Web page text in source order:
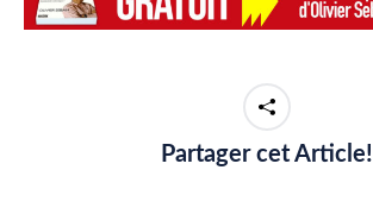
Partager cet Article!